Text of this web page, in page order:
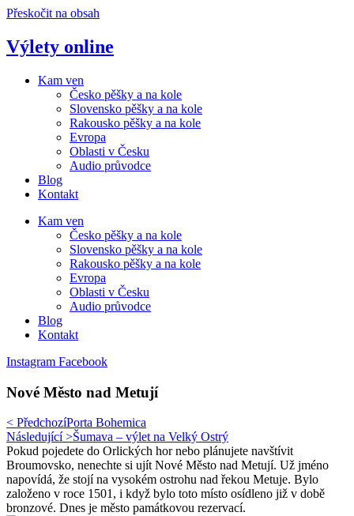
Přeskočit na obsah
Výlety online
Kam ven
Česko pěšky a na kole
Slovensko pěšky a na kole
Rakousko pěšky a na kole
Evropa
Oblasti v Česku
Audio průvodce
Blog
Kontakt
Kam ven
Česko pěšky a na kole
Slovensko pěšky a na kole
Rakousko pěšky a na kole
Evropa
Oblasti v Česku
Audio průvodce
Blog
Kontakt
Instagram Facebook
Nové Město nad Metují
< PředchozíPorta Bohemica
Následující >Šumava – výlet na Velký Ostrý
Pokud pojedete do Orlických hor nebo plánujete navštívit
Broumovsko, nenechte si ujít Nové Město nad Metují. Už jméno
napovídá, že stojí na vysokém ostrohu nad řekou Metuje. Bylo
založeno v roce 1501, i když bylo toto místo osídleno již v době
bronzové. Dnes je město památkovou rezervací.